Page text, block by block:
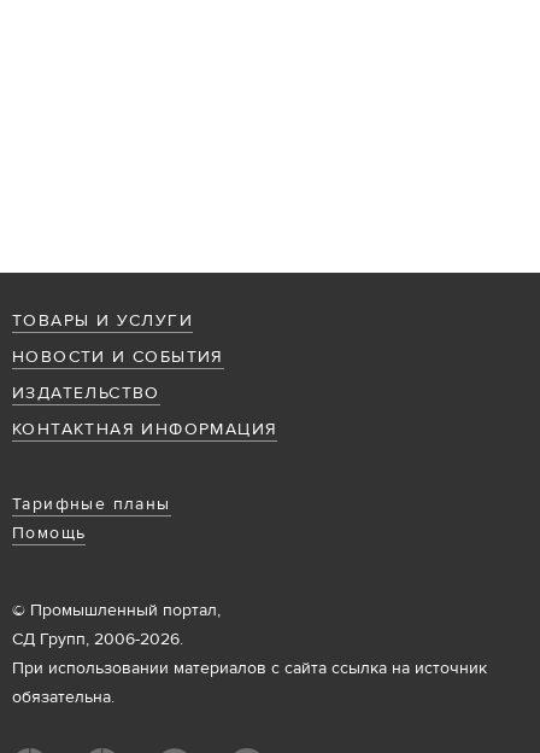
ТОВАРЫ И УСЛУГИ
НОВОСТИ И СОБЫТИЯ
ИЗДАТЕЛЬСТВО
КОНТАКТНАЯ ИНФОРМАЦИЯ
Тарифные планы
Помощь
© Промышленный портал,
СД Групп, 2006-2026.
При использовании материалов с сайта ссылка на источник
обязательна.